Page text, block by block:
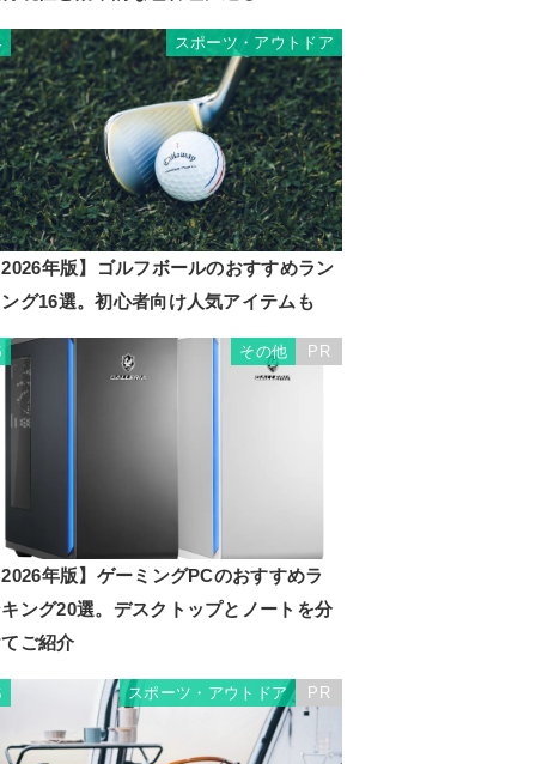
スポーツ・アウトドア
年版】ゴルフボールのおすすめラン
グ16選。初心者向け人気アイテムも
その他 PR
年版】ゲーミングPCのおすすめラ
ング20選。デスクトップとノートを分
ご紹介
スポーツ・アウトドア PR